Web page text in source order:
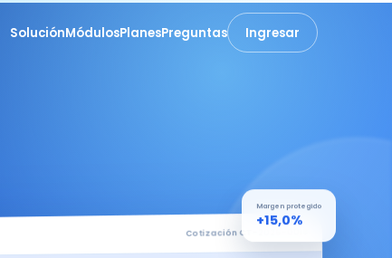
SoluciónMódulosPlanesPreguntas Ingresar
Cotización CT-2026-0018
Margen protegido
+15,0%